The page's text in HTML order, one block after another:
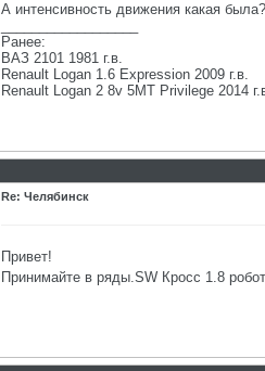
А интенсивность движения какая
Ранее:
ВАЗ 2101 1981 г.в.
Renault Logan 1.6 Expression 2009 г.в.
Renault Logan 2 8v 5МТ Privilege 2014
Re: Челябинск
Привет!
Принимайте в ряды.SW Кросс 1.8